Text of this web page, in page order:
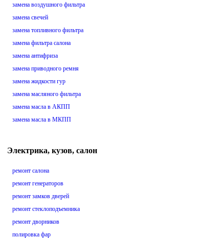
замена воздушного фильтра
замена свечей
замена топливного фильтра
замена фильтра салона
замена антифриза
замена приводного ремня
замена жидкости гур
замена масляного фильтра
замена масла в АКПП
замена масла в МКПП
Электрика, кузов, салон
ремонт салона
ремонт генераторов
ремонт замков дверей
ремонт стеклоподъемника
ремонт дворников
полировка фар